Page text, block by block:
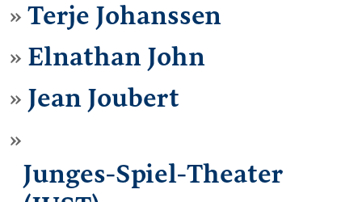
Terje Johanssen
Elnathan John
Jean Joubert
Junges-Spiel-Theater